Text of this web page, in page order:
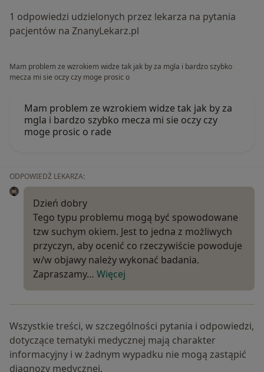
1 odpowiedzi udzielonych przez lekarza na pytania
pacjentów na ZnanyLekarz.pl
Mam problem ze wzrokiem widze tak jak by za mgla i bardzo szybko
mecza mi sie oczy czy moge prosic o
Mam problem ze wzrokiem widze tak jak by za
mgla i bardzo szybko mecza mi sie oczy czy
moge prosic o rade
ODPOWIEDŹ LEKARZA:
Dzień dobry
Tego typu problemu mogą być spowodowane
tzw suchym okiem. Jest to jedna z możliwych
przyczyn, aby ocenić co rzeczywiście powoduje
w/w objawy należy wykonać badania.
Zapraszamy… Więcej
Wszystkie treści, w szczególności pytania i odpowiedzi,
dotyczące tematyki medycznej mają charakter
informacyjny i w żadnym wypadku nie mogą zastąpić
diagnozy medycznej.